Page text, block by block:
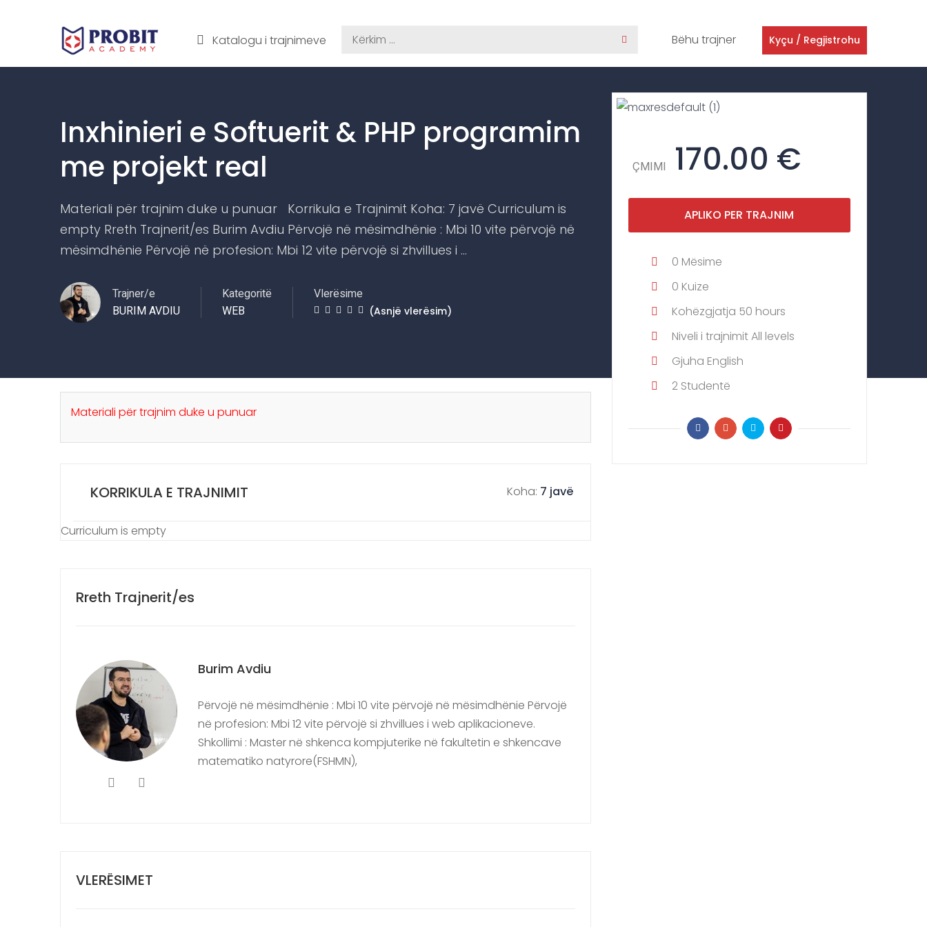
Katalogu i trajnimeve Bëhu trajner Kyçu / Regjistrohu
Inxhinieri e Softuerit & PHP programim
me projekt real
Materiali për trajnim duke u punuar Korrikula e Trajnimit Koha: 7 javë Curriculum is
empty Rreth Trajnerit/es Burim Avdiu Përvojë në mësimdhënie : Mbi 10 vite përvojë në
mësimdhënie Përvojë në profesion: Mbi 12 vite përvojë si zhvillues i …
Trajner/e
BURIM AVDIU
Kategoritë
WEB
Vlerësime
(Asnjë vlerësim)
Materiali për trajnim duke u punuar
KORRIKULA E TRAJNIMIT Koha: 7 javë
Curriculum is empty
Rreth Trajnerit/es
Burim Avdiu
Përvojë në mësimdhënie : Mbi 10 vite përvojë në mësimdhënie Përvojë
në profesion: Mbi 12 vite përvojë si zhvillues i web aplikacioneve.
Shkollimi : Master në shkenca kompjuterike në fakultetin e shkencave
matematiko natyrore(FSHMN),
VLERËSIMET
ÇMIMI 170.00 €
APLIKO PER TRAJNIM
0 Mësime
0 Kuize
Kohëzgjatja 50 hours
Niveli i trajnimitAll levels
Gjuha English
2 Studentë